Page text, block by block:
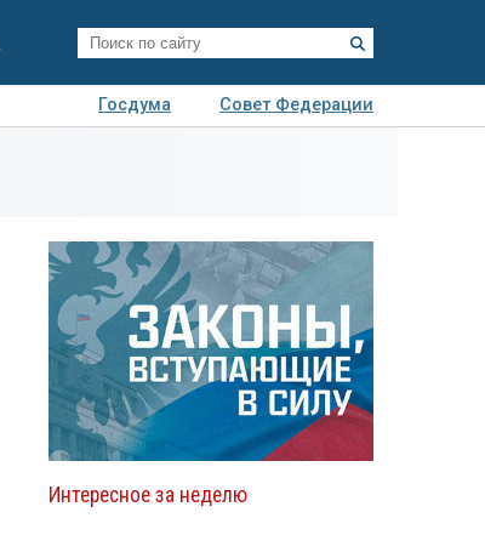
Госдума
Совет Федерации
Интересное за неделю